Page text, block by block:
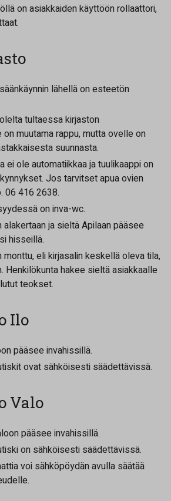
on asiakkaiden käyttöön rollaattori,
lähellä on esteetön
tultaessa kirjaston
on muutama rappu, mutta ovelle on
suunnasta.
ei ole automatiikkaa ja tuulikaappi on
Jos tarvitset apua ovien
06 416 2638.
on inva-wc.
ja sieltä Apilaan pääsee
hisseillä.
monttu, eli kirjasalin keskellä oleva tila,
Henkilökunta hakee sieltä asiakkaalle
teokset.
Ilo
pääsee invahissillä.
ovat sähköisesti säädettävissä.
Valo
pääsee invahissillä.
on sähköisesti säädettävissä.
voi sähköpöydän avulla säätää